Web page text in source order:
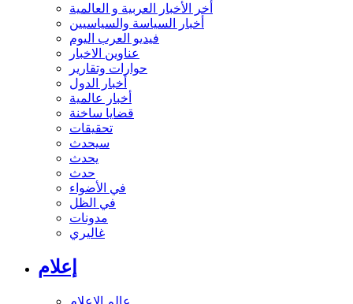
أخر الأخبار العربية و العالمية
أخبار السياسة والسياسيين
فيديو العرب اليوم
عناوين الاخبار
حوارات وتقارير
أخبار الدول
أخبار عالمية
قضايا ساخنة
تحقيقات
سيحدث
يحدث
حدث
في الأضواء
في الظل
مدونات
غاليري
إعلام
عالم الإعلام